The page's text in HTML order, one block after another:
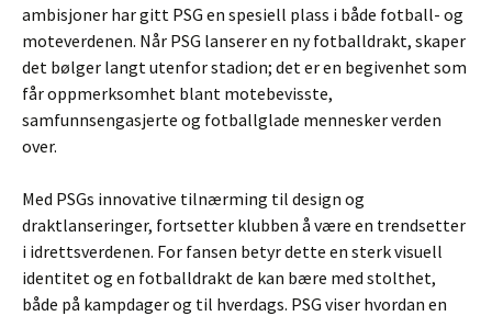
ambisjoner har gitt PSG en spesiell plass i både fotball- og
moteverdenen. Når PSG lanserer en ny fotballdrakt, skaper
det bølger langt utenfor stadion; det er en begivenhet som
får oppmerksomhet blant motebevisste,
samfunnsengasjerte og fotballglade mennesker verden
over.
Med PSGs innovative tilnærming til design og
draktlanseringer, fortsetter klubben å være en trendsetter
i idrettsverdenen. For fansen betyr dette en sterk visuell
identitet og en fotballdrakt de kan bære med stolthet,
både på kampdager og til hverdags. PSG viser hvordan en